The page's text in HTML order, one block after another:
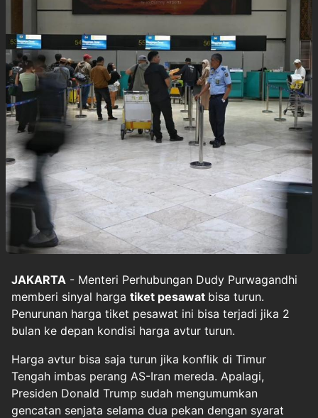
JAKARTA - Menteri Perhubungan Dudy Purwagandhi
memberi sinyal harga tiket pesawat bisa turun.
Penurunan harga tiket pesawat ini bisa terjadi jika 2
bulan ke depan kondisi harga avtur turun.
Harga avtur bisa saja turun jika konflik di Timur
Tengah imbas perang AS-Iran mereda. Apalagi,
Presiden Donald Trump sudah mengumumkan
gencatan senjata selama dua pekan dengan syarat